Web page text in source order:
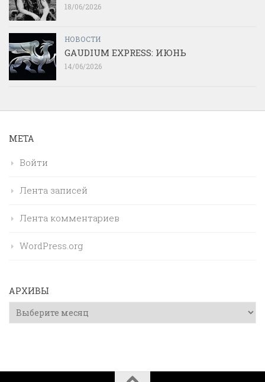
18/06/2026
НОВОСТИ
GAUDIUM EXPRESS: ИЮНЬ
14/06/2026
МЕТА
Войти
Лента записей
Лента комментариев
WordPress.org
АРХИВЫ
Архивы